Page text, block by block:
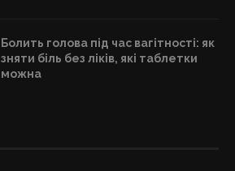
Болить голова під час вагітності: як
зняти біль без ліків, які таблетки
можна